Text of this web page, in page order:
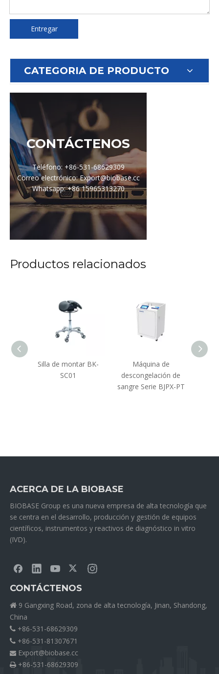
Entregar
CATEGORIA DE PRODUCTO
CONTÁCTENOS
Teléfono: +86-531-68629309
Correo electrónico: Export@biobase.cc
Whatsapp: +86 15965313270
Productos relacionados
Silla de montar BK-
SC01
Máquina de
descongelación de
sangre Serie BJPX-PT
ACERCA DE LA BIOBASE
BIOBASE Group es una nueva empresa de alta tecnología que
se centra en el desarrollo, producción y gestión de equipos
científicos, instrumentos y reactivos de diagnóstico in vitro
(IVD).
CONTÁCTENOS
 9 Gangxing Road, zona de alta tecnología, Jinan, Shandong,
China
 +86-531-68629309
 +86-531-81307671
 Export@biobase.cc
 +86-531-68629309